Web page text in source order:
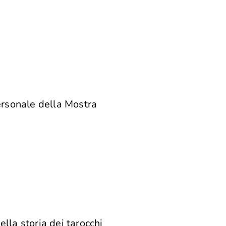
della Mostra